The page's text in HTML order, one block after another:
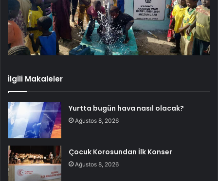
İlgili Makaleler
Yurtta bugün hava nasıl olacak?
Ağustos 8, 2026
Çocuk Korosundan İlk Konser
Ağustos 8, 2026